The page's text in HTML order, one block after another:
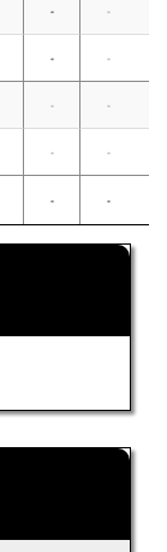
- -
- -
- -
- -
- -